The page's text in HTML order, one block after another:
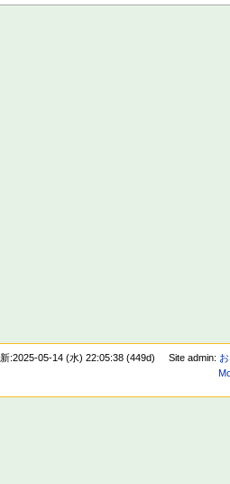
:2025-05-14 (水) 22:05:38 (449d) Site admin: